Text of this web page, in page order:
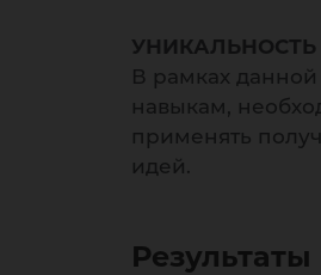
УНИКАЛЬНОСТЬ
В рамках
навыкам,
применять
идей.
Результаты